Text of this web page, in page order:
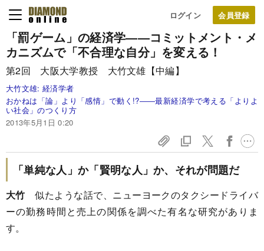
ログイン
「罰ゲーム」の経済学――コミットメント・メ
カニズムで「不合理な自分」を変える！
第2回 大阪大学教授 大竹文雄【中編】
大竹文雄: 経済学者
おかねは「論」より「感情」で動く!?――最新経済学で考える「よりよ
い社会」のつくり方
2013年5月1日 0:20
「単純な人」か「賢明な人」か、それが問題だ
大竹 似たような話で、ニューヨークのタクシードライバ
ーの勤務時間と売上の関係を調べた有名な研究がありま
す。